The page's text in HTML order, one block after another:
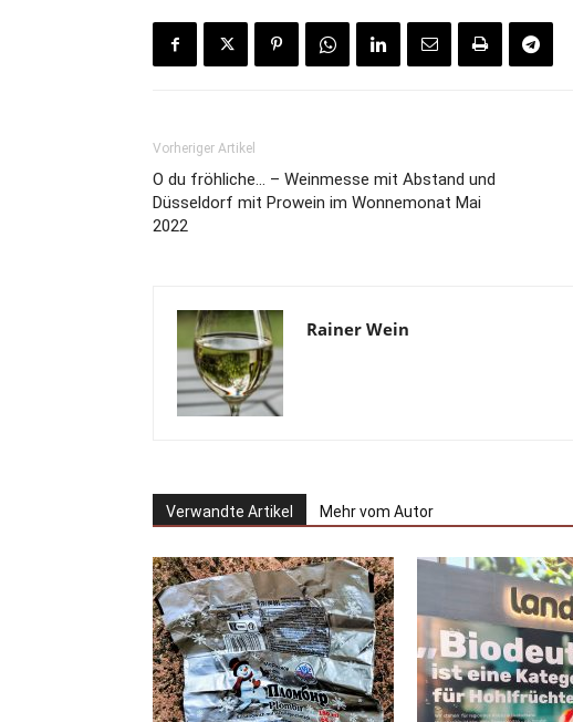
Vorheriger Artikel
O du fröhliche… – Weinmesse mit Abstand und
Düsseldorf mit Prowein im Wonnemonat Mai
2022
Rainer Wein
Verwandte Artikel Mehr vom Autor